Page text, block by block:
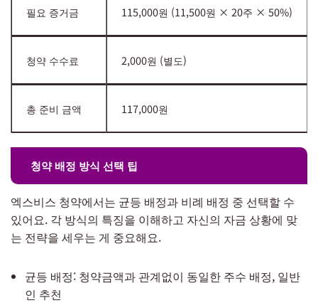
필요 증거금 115,000원 (11,500원 × 20주 × 50%)
청약 수수료 2,000원 (별도)
총 준비 금액 117,000원
청약 배정 방식 선택 팁
엑스비스 청약에서는 균등 배정과 비례 배정 중 선택할 수
있어요. 각 방식의 특징을 이해하고 자신의 자금 상황에 맞
는 전략을 세우는 게 중요해요.
균등 배정: 청약금액과 관계없이 동일한 주수 배정, 일반
인 추천